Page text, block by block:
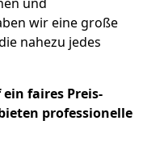
wir eine große
nahezu jedes
faires Preis-
professionelle